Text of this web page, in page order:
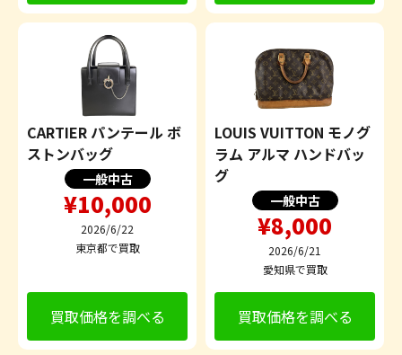
CARTIER パンテール ボ
ストンバッグ
一般中古
¥10,000
2026/6/22
東京都で買取
買取価格を調べる
LOUIS VUITTON モノグ
ラム アルマ ハンドバッ
グ
一般中古
¥8,000
2026/6/21
愛知県で買取
買取価格を調べる